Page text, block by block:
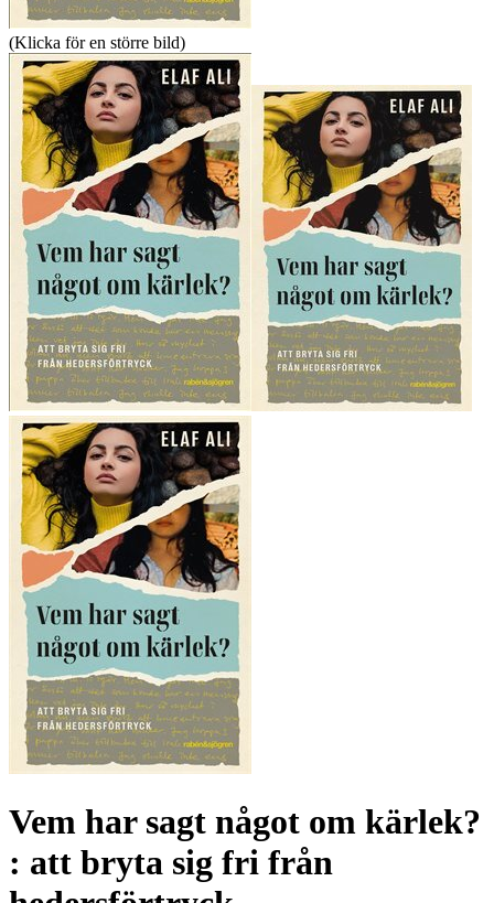
(Klicka för en större bild)
Vem har sagt något om kärlek?
: att bryta sig fri från